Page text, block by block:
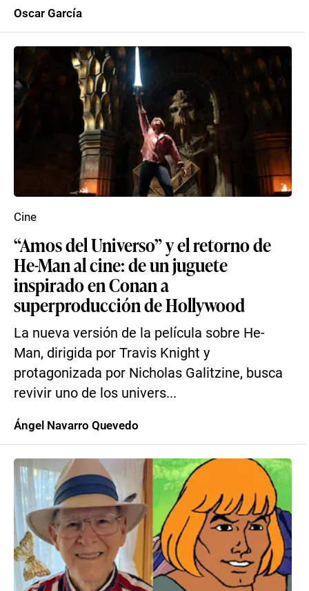
Oscar García
“Amos del Universo” y el retorno de
He-Man al cine: de un juguete
inspirado en Conan a
superproducción de Hollywood
La nueva versión de la película sobre He-
Man, dirigida por Travis Knight y
protagonizada por Nicholas Galitzine, busca
revivir uno de los univers...
Cine
Ángel Navarro Quevedo